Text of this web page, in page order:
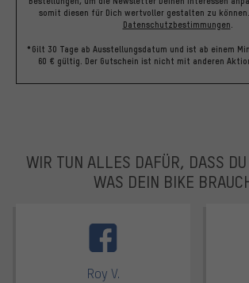
somit diesen für Dich wertvoller gestalten zu können.
Datenschutzbestimmungen.
*Gilt 30 Tage ab Ausstellungsdatum und ist ab einem
60 € gültig. Der Gutschein ist nicht mit anderen
WIR TUN ALLES DAFÜR, DASS
WAS DEIN BIKE
Roy V.